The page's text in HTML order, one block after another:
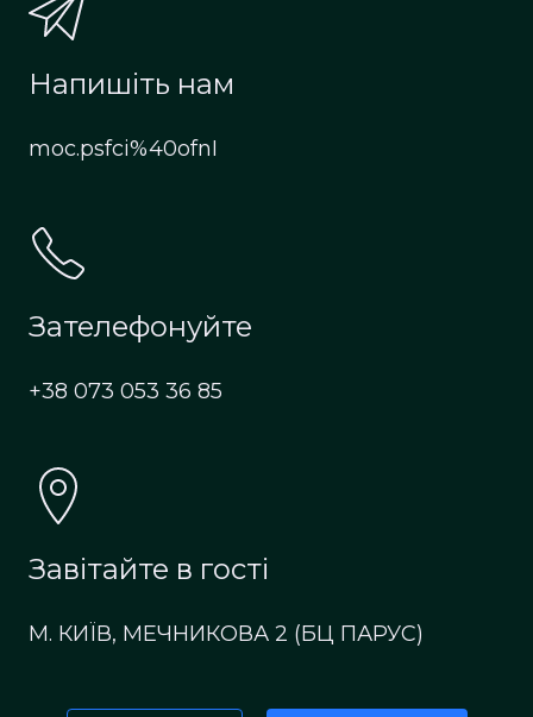
Напишіть нам
moc.psfci%40ofnI
Зателефонуйте
+38 073 053 36 85
Завітайте в гості
М. КИЇВ, МЕЧНИКОВА 2 (БЦ ПАРУС)